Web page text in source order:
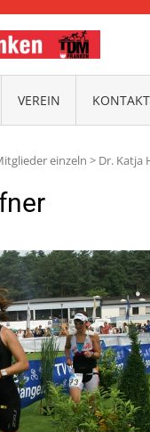
VEREIN
einzeln > Dr. Katja